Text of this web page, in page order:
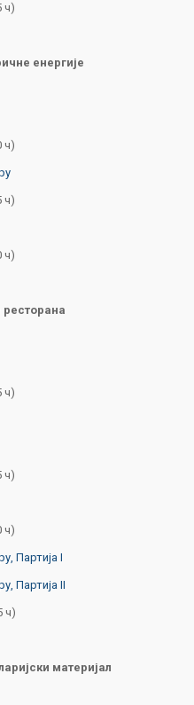
ч)
енергије
ч)
ч)
ч)
ресторана
ч)
ч)
ч)
Партија I
Партија II
ч)
материјал